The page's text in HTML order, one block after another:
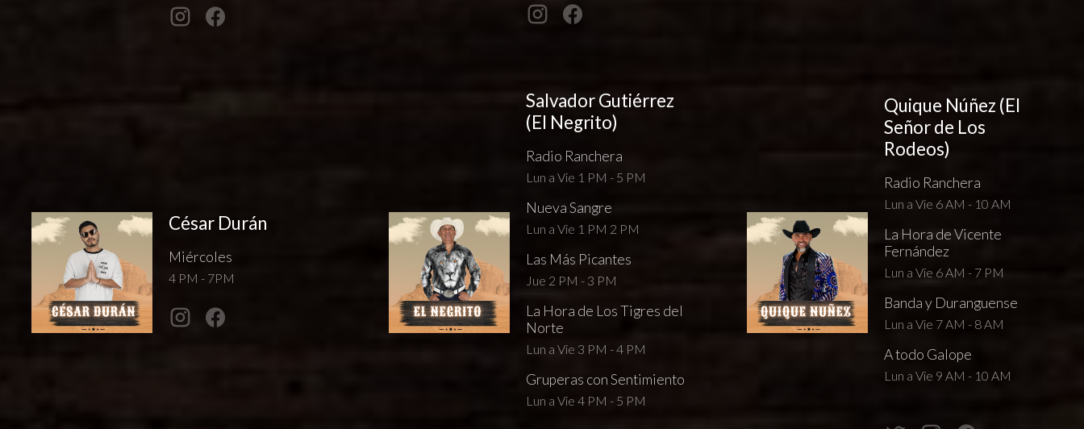
César Durán
Miércoles
4 PM - 7PM
Salvador Gutiérrez
(El Negrito)
Radio Ranchera
Lun a Vie 1 PM - 5 PM
Nueva Sangre
Lun a Vie 1 PM 2 PM
Las Más Picantes
Jue 2 PM - 3 PM
La Hora de Los Tigres del
Norte
Lun a Vie 3 PM - 4 PM
Gruperas con Sentimiento
Lun a Vie 4 PM - 5 PM
Quique Núñez (El
Señor de Los
Rodeos)
Radio Ranchera
Lun a Vie 6 AM - 10 AM
La Hora de Vicente
Fernández
Lun a Vie 6 AM - 7 PM
Banda y Duranguense
Lun a Vie 7 AM - 8 AM
A todo Galope
Lun a Vie 9 AM - 10 AM